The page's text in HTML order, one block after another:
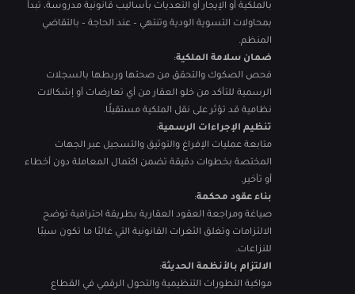
بالملكية أو الإيجار أو التعديات بأساليب قانونية مدروسة، تبدأ
بمحاولات التسوية الودية وتنتهي – عند الحاجة – بالتقاضي
المنظم.
ضمان سلامة الملكية:
فحص الصكوك والتحقق من صحتها وربطها بالسجلات
الرسمية للتأكد من خلو العقار من أي تعارضات أو إشكالات
نظامية قد تؤثر على نقل الملكية مستقبلًا.
تنظيم الإجراءات الرسمية:
متابعة عمليات الإفراغ والتوثيق والتسجيل عبر الجهات
المختصة بخطوات دقيقة تضمن اكتمال المعاملة دون أخطاء
أو تأخير.
بناء عقود محكمة:
صياغة ومراجعة العقود العقارية بطريقة احترافية توضح
الالتزامات وتغلق الثغرات القانونية التي غالبًا ما تكون سببًا
للنزاعات.
الالتزام بالأنظمة الحديثة:
مواكبة التطورات التنظيمية والتحول الرقمي في القطاع